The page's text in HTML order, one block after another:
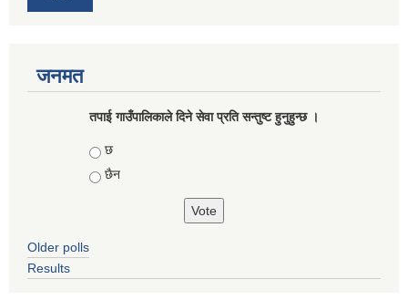
जनमत
तपाई गाउँपालिकाले दिने सेवा प्रति सन्तुष्ट हुनुहुन्छ ।
Choices
छ
छैन
Older polls
Results